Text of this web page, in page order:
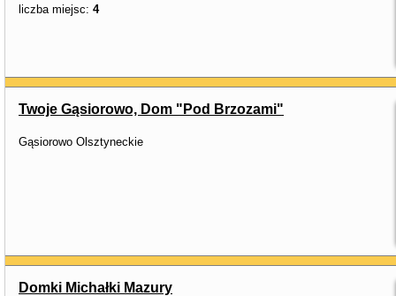
liczba miejsc: 4
Twoje Gąsiorowo, Dom "Pod Brzozami"
Gąsiorowo Olsztyneckie
Domki Michałki Mazury